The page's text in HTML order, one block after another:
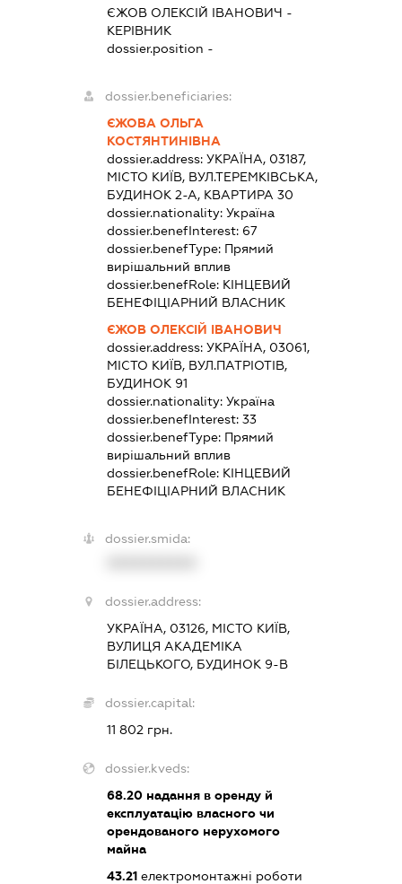
ЄЖОВ ОЛЕКСІЙ ІВАНОВИЧ -
КЕРІВНИК
dossier.position -
dossier.beneficiaries:
ЄЖОВА ОЛЬГА
КОСТЯНТИНІВНА
dossier.address: УКРАЇНА, 03187,
МІСТО КИЇВ, ВУЛ.ТЕРЕМКІВСЬКА,
БУДИНОК 2-А, КВАРТИРА 30
dossier.nationality: Україна
dossier.benefInterest: 67
dossier.benefType: Прямий
вирішальний вплив
dossier.benefRole: КІНЦЕВИЙ
БЕНЕФІЦІАРНИЙ ВЛАСНИК
ЄЖОВ ОЛЕКСІЙ ІВАНОВИЧ
dossier.address: УКРАЇНА, 03061,
МІСТО КИЇВ, ВУЛ.ПАТРІОТІВ,
БУДИНОК 91
dossier.nationality: Україна
dossier.benefInterest: 33
dossier.benefType: Прямий
вирішальний вплив
dossier.benefRole: КІНЦЕВИЙ
БЕНЕФІЦІАРНИЙ ВЛАСНИК
dossier.smida:
dossier.address:
УКРАЇНА, 03126, МІСТО КИЇВ,
ВУЛИЦЯ АКАДЕМІКА
БІЛЕЦЬКОГО, БУДИНОК 9-В
dossier.capital:
11 802 грн.
dossier.kveds:
68.20надання в оренду й
експлуатацію власного чи
орендованого нерухомого
майна
43.21електромонтажні роботи